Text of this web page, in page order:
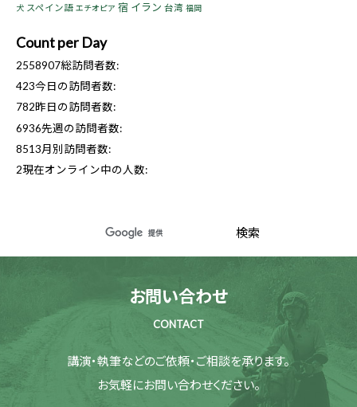
犬 スペイン語 エチオピア 宿 イラン 台湾 福岡
Count per Day
2558907総訪問者数:
423今日の訪問者数:
782昨日の訪問者数:
6936先週の訪問者数:
8513月別訪問者数:
2現在オンライン中の人数:
お問い合わせ
CONTACT
講演・執筆などのご依頼・ご相談を承ります。
お気軽にお問い合わせください。